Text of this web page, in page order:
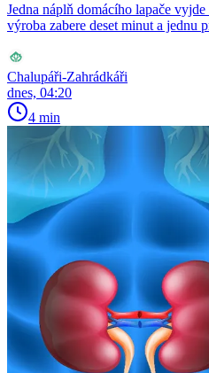
Jedna náplň domácího lapače
výroba zabere deset minut a jednu
Chalupáři-Zahrádkáři
dnes, 04:20
4 min